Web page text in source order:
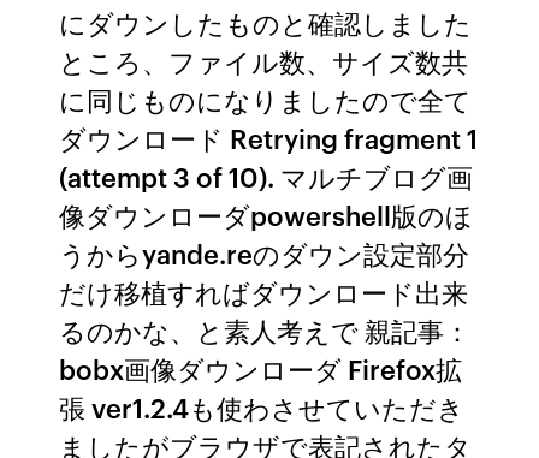
にダウンしたものと確認しました
ところ、ファイル数、サイズ数共
に同じものになりましたので全て
ダウンロード Retrying fragment 1
(attempt 3 of 10). マルチブログ画
像ダウンローダpowershell版のほ
うからyande.reのダウン設定部分
だけ移植すればダウンロード出来
るのかな、と素人考えで 親記事：
bobx画像ダウンローダ Firefox拡
張 ver1.2.4も使わさせていただき
ましたがブラウザで表記されたタ